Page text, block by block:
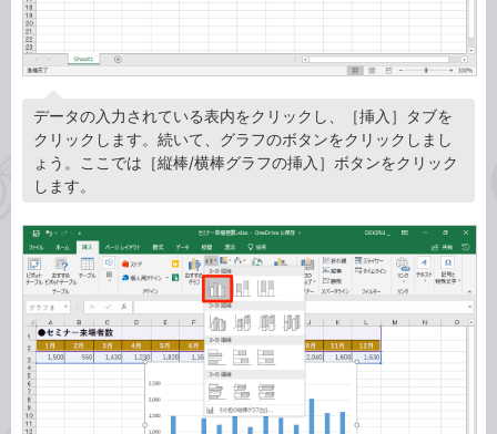
データの入力されている表内をクリックし、［挿入］タブを
クリックします。続いて、グラフのボタンをクリックしまし
ょう。ここでは［縦棒/横棒グラフの挿入］ボタンをクリック
します。